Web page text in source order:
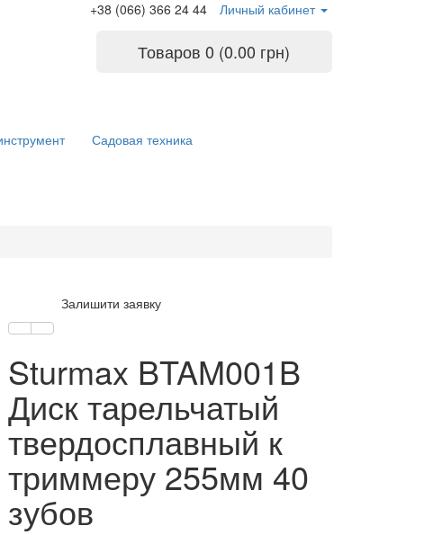
+38 (066) 366 24 44 Личный кабинет
Товаров 0 (0.00 грн)
Садовая техника
Залишити заявку
Sturmax BTAM001B
Диск тарельчатый
твердосплавный к
триммеру 255мм 40
зубов